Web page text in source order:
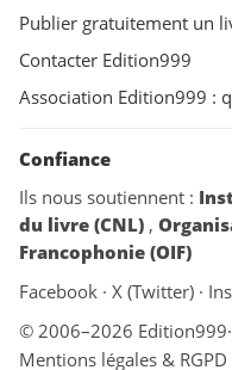
Publier gratuitement un
Contacter Edition999
Association Edition999 :
Confiance
Ils nous soutiennent :
du livre (CNL) ,
Francophonie (OIF)
Facebook · X (Twitter) ·
© 2006–2026 Edition999·
Mentions légales &